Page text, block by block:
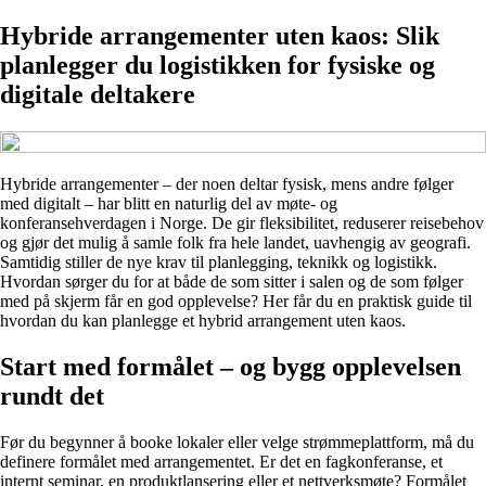
Hybride arrangementer uten kaos: Slik
planlegger du logistikken for fysiske og
digitale deltakere
Hybride arrangementer – der noen deltar fysisk, mens andre følger
med digitalt – har blitt en naturlig del av møte- og
konferansehverdagen i Norge. De gir fleksibilitet, reduserer reisebehov
og gjør det mulig å samle folk fra hele landet, uavhengig av geografi.
Samtidig stiller de nye krav til planlegging, teknikk og logistikk.
Hvordan sørger du for at både de som sitter i salen og de som følger
med på skjerm får en god opplevelse? Her får du en praktisk guide til
hvordan du kan planlegge et hybrid arrangement uten kaos.
Start med formålet – og bygg opplevelsen
rundt det
Før du begynner å booke lokaler eller velge strømmeplattform, må du
definere formålet med arrangementet. Er det en fagkonferanse, et
internt seminar, en produktlansering eller et nettverksmøte? Formålet